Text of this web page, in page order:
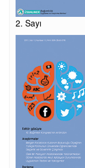
2. Sayı